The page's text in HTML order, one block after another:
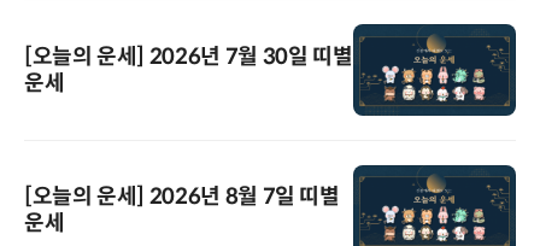
[오늘의 운세] 2026년 7월 30일 띠별
운세
[오늘의 운세] 2026년 8월 7일 띠별
운세